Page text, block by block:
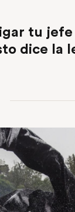
tu
dice la